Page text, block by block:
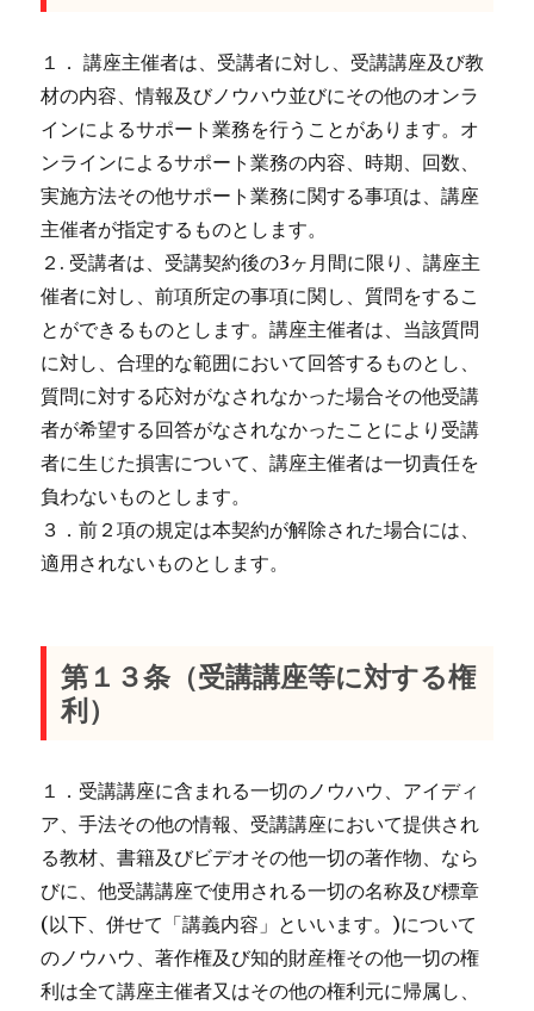
１． 講座主催者は、受講者に対し、受講講座及び教
材の内容、情報及びノウハウ並びにその他のオンラ
インによるサポート業務を行うことがあります。オ
ンラインによるサポート業務の内容、時期、回数、
実施方法その他サポート業務に関する事項は、講座
主催者が指定するものとします。
２. 受講者は、受講契約後の3ヶ月間に限り、講座主
催者に対し、前項所定の事項に関し、質問をするこ
とができるものとします。講座主催者は、当該質問
に対し、合理的な範囲において回答するものとし、
質問に対する応対がなされなかった場合その他受講
者が希望する回答がなされなかったことにより受講
者に生じた損害について、講座主催者は一切責任を
負わないものとします。
３．前２項の規定は本契約が解除された場合には、
適用されないものとします。
第１３条（受講講座等に対する権
利）
１．受講講座に含まれる一切のノウハウ、アイディ
ア、手法その他の情報、受講講座において提供され
る教材、書籍及びビデオその他一切の著作物、なら
びに、他受講講座で使用される一切の名称及び標章
(以下、併せて「講義内容」といいます。)について
のノウハウ、著作権及び知的財産権その他一切の権
利は全て講座主催者又はその他の権利元に帰属し、